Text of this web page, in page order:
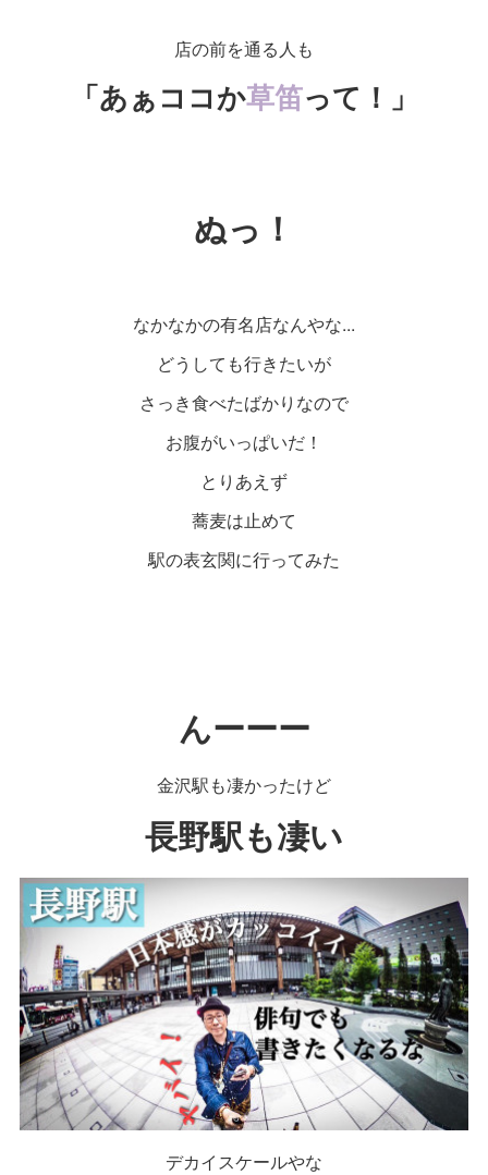
店の前を通る人も
「あぁココか草笛って！」
ぬっ！
なかなかの有名店なんやな...
どうしても行きたいが
さっき食べたばかりなので
お腹がいっぱいだ！
とりあえず
蕎麦は止めて
駅の表玄関に行ってみた
んーーー
金沢駅も凄かったけど
長野駅も凄い
デカイスケールやな